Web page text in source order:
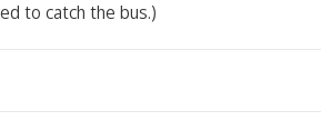
to catch the bus.)